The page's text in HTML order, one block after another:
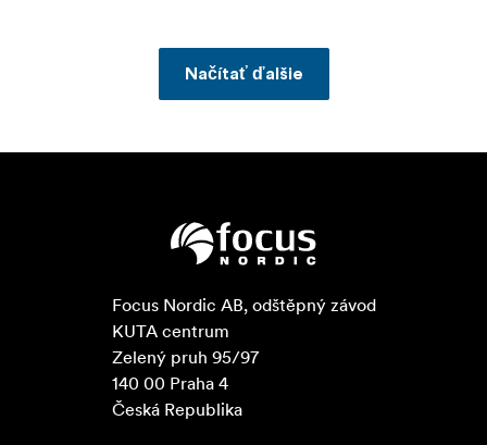
Načítať ďalšie
Focus Nordic AB, odštěpný závod
KUTA centrum
Zelený pruh 95/97
140 00 Praha 4
Česká Republika